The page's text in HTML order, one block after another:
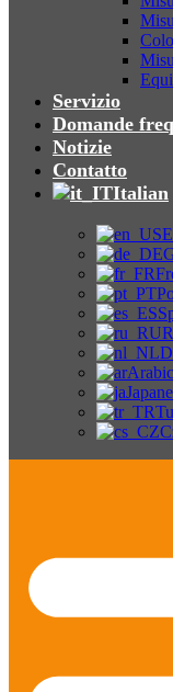
Servizio
Domande
Notizie
Contatto
Italian
Arabic